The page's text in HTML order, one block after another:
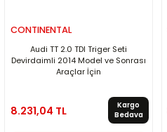
CONTINENTAL
Audi TT 2.0 TDI Triger Seti
Devirdaimli 2014 Model ve Sonrası
Araçlar İçin
8.231,04 TL
Kargo
Bedava